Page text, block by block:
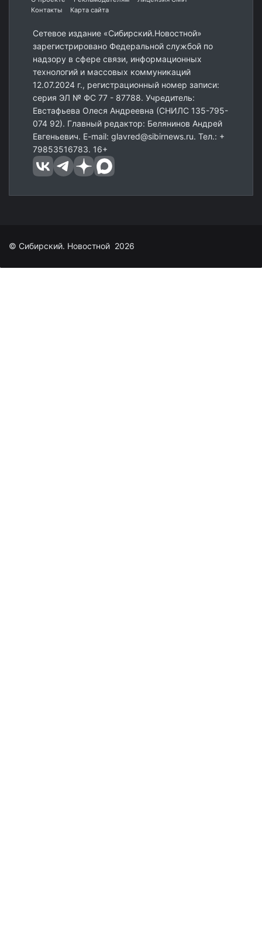
Контакты
Карта сайта
Сетевое издание «Сибирский.Новостной»
зарегистрировано Федеральной службой по
надзору в сфере связи, информационных
технологий и массовых коммуникаций
12.07.2024 г., регистрационный номер записи:
серия ЭЛ № ФС 77 - 87788. Учредитель:
Евстафьева Олеся Андреевна (СНИЛС 135-795-
074 92). Главный редактор: Белянинов Андрей
Евгеньевич. E-mail: glavred@sibirnews.ru. Тел.: +
79853516783. 16+
© Сибирский. Новостной 2026